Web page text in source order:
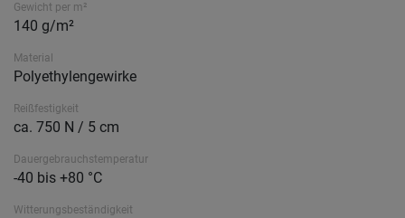
Gewicht per m²
140 g/m²
Material
Polyethylengewirke
Reißfestigkeit
ca. 750 N / 5 cm
Dauergebrauchstemperatur
-40 bis +80 °C
Witterungsbeständigkeit